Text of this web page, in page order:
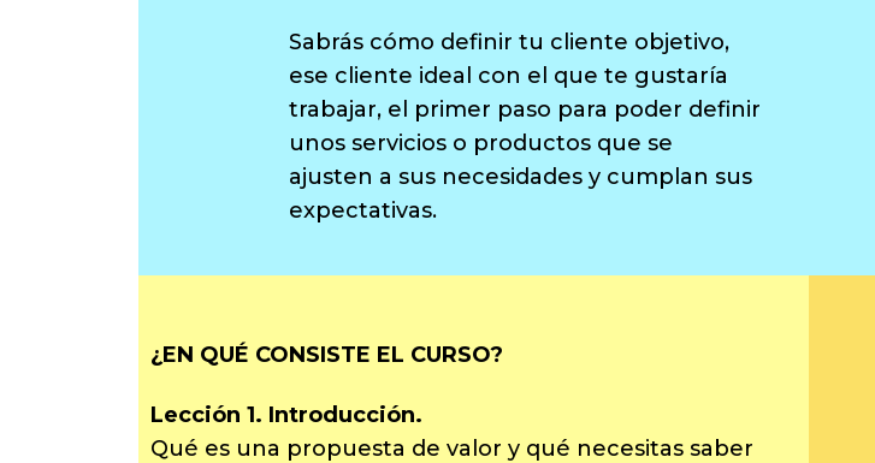
Sabrás cómo definir tu cliente objetivo,
ese cliente ideal con el que te gustaría
trabajar, el primer paso para poder definir
unos servicios o productos que se
ajusten a sus necesidades y cumplan sus
expectativas.
¿EN QUÉ CONSISTE EL CURSO?
Lección 1. Introducción.
Qué es una propuesta de valor y qué necesitas saber